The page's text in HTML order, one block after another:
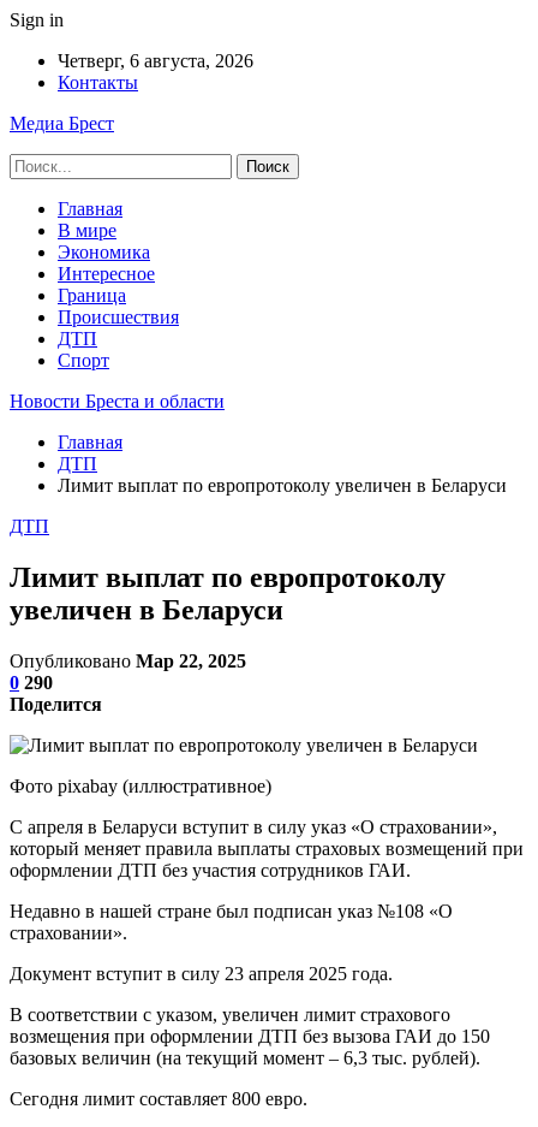
Sign in
Четверг, 6 августа, 2026
Контакты
Медиа Брест
Главная
В мире
Экономика
Интересное
Граница
Происшествия
ДТП
Спорт
Новости Бреста и области
Главная
ДТП
Лимит выплат по европротоколу увеличен в Беларуси
ДТП
Лимит выплат по европротоколу
увеличен в Беларуси
Опубликовано Мар 22, 2025
0 290
Поделится
Фото pixabay (иллюстративное)
С апреля в Беларуси вступит в силу указ «О страховании»,
который меняет правила выплаты страховых возмещений при
оформлении ДТП без участия сотрудников ГАИ.
Недавно в нашей стране был подписан указ №108 «О
страховании».
Документ вступит в силу 23 апреля 2025 года.
В соответствии с указом, увеличен лимит страхового
возмещения при оформлении ДТП без вызова ГАИ до 150
базовых величин (на текущий момент – 6,3 тыс. рублей).
Сегодня лимит составляет 800 евро.